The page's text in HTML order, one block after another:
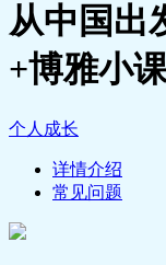
从中国出
+博雅小
个人成长
详情介绍
常见问题